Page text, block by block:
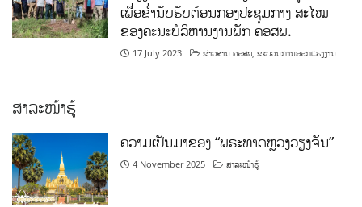
ເພື່ອຂໍ່ານັບຮັບຕ້ອນກອງປະຊຸມກາງ ສະໄໝ
ຂອງຄະນະບໍລິຫານງານພັກ ຄອສພ.
17 July 2023 ຂ່າວສານ ຄອສພ,ຂະບວນການອອກແຮງງານ
ສາລະໜ້າຮູ້
ຄວາມເປັນມາຂອງ “ພຣະທາດຫຼວງວຽງຈັນ”
4 November 2025 ສາລະໜ້າຮູ້